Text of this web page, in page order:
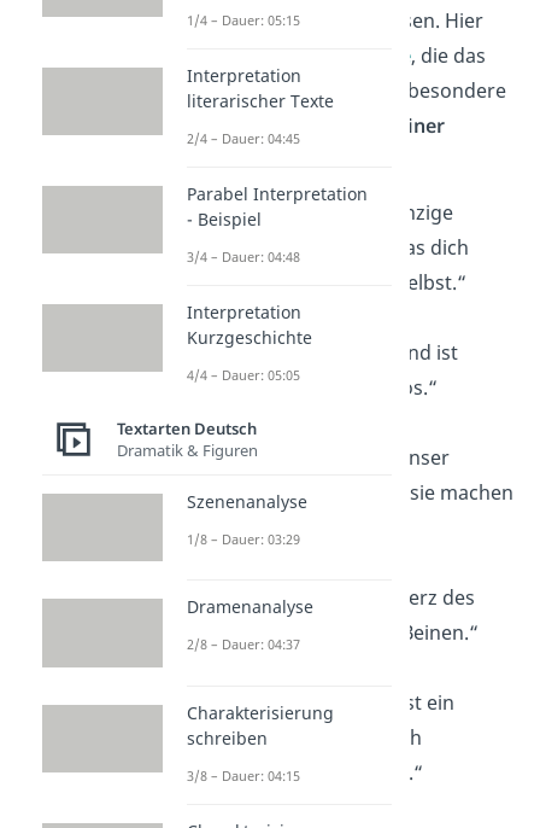
sich kaum in Worte fassen. Hier
schöne Sprüche, die das
Herz berühren und die besondere
Vierbeiner
„Ein Hund ist das einzige
Wesen auf Erden, das dich
mehr liebt als sich selbst.“
„Ein Leben ohne Hund ist
möglich, aber sinnlos.“
„Hunde sind nicht unser
ganzes Leben, aber sie machen
„Der Hund ist das Herz des
Menschen auf vier Beinen.“
„Das größte Glück ist ein
warmes Fell, das dich
bedingungslos liebt.“
1/4 – Dauer: 05:15
Interpretation
literarischer Texte
2/4 – Dauer: 04:45
Parabel Interpretation
- Beispiel
3/4 – Dauer: 04:48
Interpretation
Kurzgeschichte
4/4 – Dauer: 05:05
Textarten Deutsch
Dramatik & Figuren
Szenenanalyse
1/8 – Dauer: 03:29
Dramenanalyse
2/8 – Dauer: 04:37
Charakterisierung
schreiben
3/8 – Dauer: 04:15